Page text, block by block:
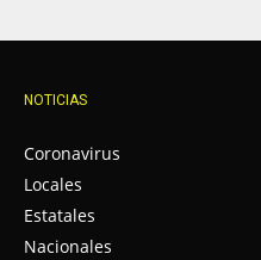
NOTICIAS
Coronavirus
Locales
Estatales
Nacionales